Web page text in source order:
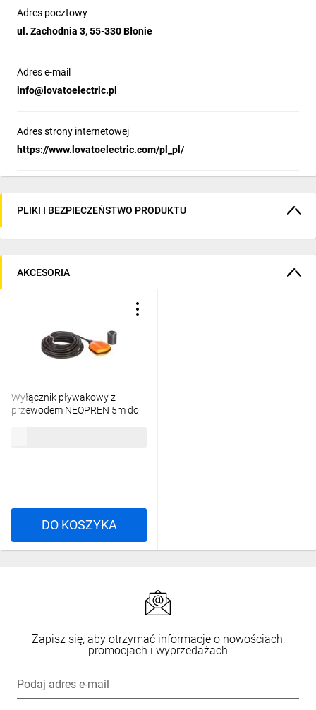
Adres pocztowy
ul. Zachodnia 3, 55-330 Błonie
Adres e-mail
info@lovatoelectric.pl
Adres strony internetowej
https://www.lovatoelectric.com/pl_pl/
PLIKI I BEZPIECZEŃSTWO PRODUKTU
AKCESORIA
Wyłącznik pływakowy z
przewodem NEOPREN 5m do
DO KOSZYKA
Zapisz się, aby otrzymać informacje o nowościach,
promocjach i wyprzedażach
Podaj adres e-mail